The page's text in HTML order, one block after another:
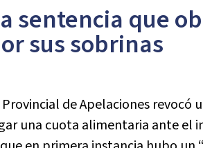
sentencia que
sus sobrinas
de Apelaciones
una cuota alimentaria ante